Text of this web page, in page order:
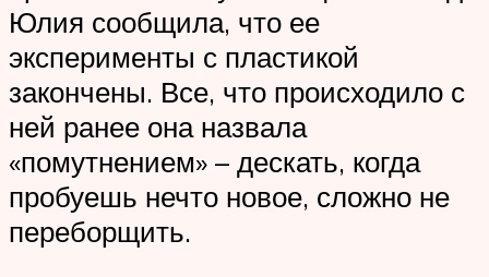
Юлия сообщила, что ее
эксперименты с пластикой
закончены. Все, что происходило с
ней ранее она назвала
«помутнением» – дескать, когда
пробуешь нечто новое, сложно не
переборщить.